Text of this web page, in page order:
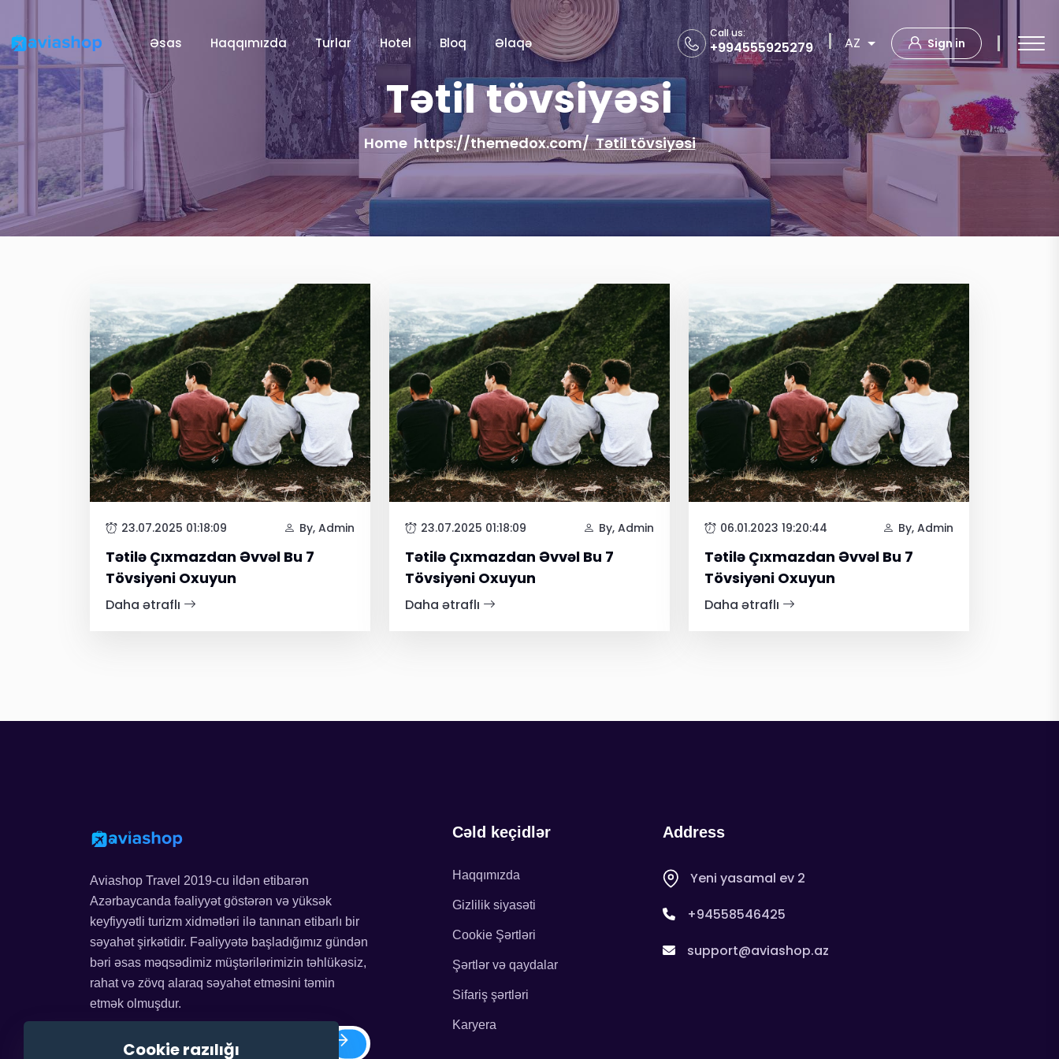
Əsas Haqqımızda Turlar Hotel Bloq Əlaqə
Call us:
+994555925279 AZ Sign in
Tətil tövsiyəsi
Home Tətil tövsiyəsi
23.07.2025 01:18:09 By, Admin
Tətilə Çıxmazdan Əvvəl Bu 7
Tövsiyəni Oxuyun
Daha ətraflı
23.07.2025 01:18:09 By, Admin
Tətilə Çıxmazdan Əvvəl Bu 7
Tövsiyəni Oxuyun
Daha ətraflı
06.01.2023 19:20:44 By, Admin
Tətilə Çıxmazdan Əvvəl Bu 7
Tövsiyəni Oxuyun
Daha ətraflı
Aviashop Travel 2019-cu ildən etibarən
Azərbaycanda fəaliyyət göstərən və yüksək
keyfiyyətli turizm xidmətləri ilə tanınan etibarlı bir
səyahət şirkətidir. Fəaliyyətə başladığımız gündən
bəri əsas məqsədimiz müştərilərimizin təhlükəsiz,
rahat və zövq alaraq səyahət etməsini təmin
etmək olmuşdur.
Cəld keçidlər
Haqqımızda
Gizlilik siyasəti
Cookie Şərtləri
Şərtlər və qaydalar
Sifariş şərtləri
Karyera
Address
Yeni yasamal ev 2
+94558546425
support@aviashop.az
Cookie razılığı